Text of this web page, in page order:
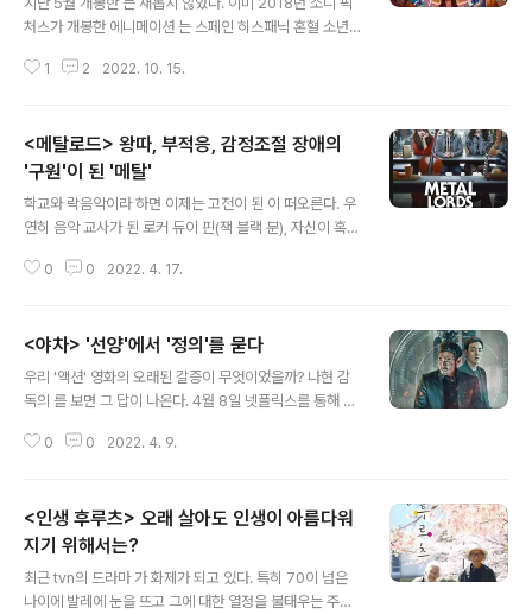
처스가 개봉한 에니메이션 는 스페인 히스패닉 혼혈 소년
와르' 등등 평행 세계의 '스파이더맨'들을 소환해 지구를 비
르면 비록 원작의 설정이 그러하다 하더라도 어쩐지 히어
로물의 생명 연장을 위한 '멀티버스'라는 느낌을 지울 수 없
었다. 그러기에 올해 아카데미상에서 유력한 여우주연상
후보로 거론된다는 라는 장황한 제목을 가진 영화가 '멀티
버스'를 배경으로 한다 했을 때 기대치가 크지 않았다. 하지
만 막상 영화를 보고 난 후 생각이 달라졌다. 여전히 서사적
1 2 2022. 10. 15.
<메탈로드> 왕따, 부적응, 감정조절 장애의
'구원'이 된 '메탈'
학교와 락음악이라 하면 이제는 고전이 된 이 떠오른다. 우
연히 음악 교사가 된 로커 듀이 핀(잭 블랙 분), 자신이 혹한
세이지만, 고답적인 클래식 음악을 연주하던 아이들과 '락
영화가 학교로 간다. 그런데 이번에는 락을 하는 선생님이
아니다. 스스로 자신들을 구원하기 위해 락을 선택한 아이
들 케빈과 헌터, 그리고 에밀리의 이야기다. 왕따, 부적응
스미스 분)는 아버지와 둘이 산다. 아버지는 매냥 헌터가 비
0 0 2022. 4. 17.
<야차> '선양'에서 '정의'를 묻다
우리 '액션' 영화의 오래된 갈증이 무엇이었을까? 나현 감
독의 를 보면 그 답이 나온다. 4월 8일 넷플릭스를 통해 개
차'를 제목으로 내세운다. '사람을 잡아먹는 포악한 귀신'이
경구 분)와 '블랙팀'을 통해 한껏 구현해 낸다. 4년 전 홍콩
의 뒷골목, 차에 다가가 무언가를 건네는 인물, 그런데 갑자
기 지프 한 대가 전속력으로 달려오더니 다짜고짜 그 차를
들이받는다. 한바퀴를 돌아 나뒹구는 차, 보통 액션 장면에
0 0 2022. 4. 9.
<인생 후루츠> 오래 살아도 인생이 아름다워
지기 위해서는?
최근 tvn의 드라마 가 화제가 되고 있다. 특히 70이 넘은
나이에 발레에 눈을 뜨고 그에 대한 열정을 불태우는 주인